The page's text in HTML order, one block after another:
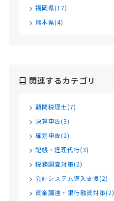
福岡県(17)
熊本県(4)
関連するカテゴリ
顧問税理士(7)
決算申告(3)
確定申告(2)
記帳・経理代行(3)
税務調査対策(2)
会計システム導入支援(2)
資金調達・銀行融資対策(2)